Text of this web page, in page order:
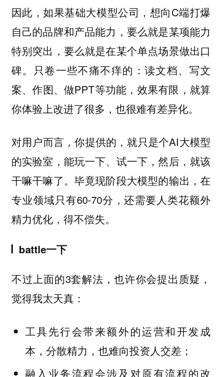
因此，如果基础大模型公司，想向C端打爆
自己的品牌和产品能力， 要么就是某项能力
特别突出，要么就是在某个单点场景做出口
碑。只卷一些不痛不痒的：读文档、写文
案、作图、做PPT等功能，效果有限，就算
你体验上改进了很多，也很难有差异化。
对用户而言，你提供的，就只是个AI大模型
的实验室，能玩一下、试一下，然后，就该
干嘛干嘛了。毕竟现阶段大模型的输出，在
专业领域只有60-70分，还需要人类花额外
精力优化，得不偿失。
battle一下
不过上面的3套解法，也许你会提出质疑，
觉得我太天真：
工具先行会带来额外的运营和开发成
本，分散精力，也难向投资人交差；
融入业务流程会涉及对原有流程的改